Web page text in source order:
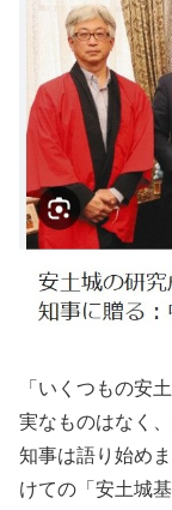
「いくつもの安
実なものはなく
知事は語り始め
けての「安土城